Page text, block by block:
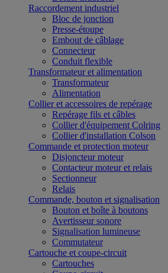
Raccordement industriel
Bloc de jonction
Presse-étoupe
Embout de câblage
Connecteur
Conduit flexible
Transformateur et alimentation
Transformateur
Alimentation
Collier et accessoires de repérage
Repérage fils et câbles
Collier d'équipement Colring
Collier d'installation Colson
Commande et protection moteur
Disjoncteur moteur
Contacteur moteur et relais
Sectionneur
Relais
Commande, bouton et signalisation
Bouton et boîte à boutons
Avertisseur sonore
Signalisation lumineuse
Commutateur
Cartouche et coupe-circuit
Cartouches